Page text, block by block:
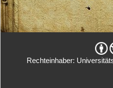
Rechteinhaber: